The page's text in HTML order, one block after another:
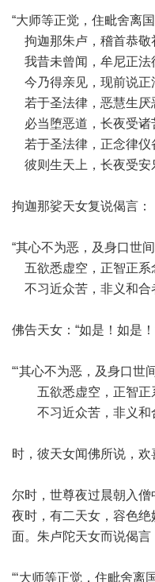
“大师等正觉，住毗舍离国
拘迦那朱卢，稽首恭敬
我昔未曾闻，牟尼正法
今乃得亲见，现前说正
若于圣法律，恶慧生厌
必当堕恶道，长夜受诸
若于圣法律，正念律仪
彼则生天上，长夜受安
拘迦那娑天女复说偈言：
“其心不为恶，及身口世间
五欲悉虚空，正智正系
不习近众苦，非义和合
佛告天女：“如是！如是
“‘其心不为恶，及身口世
五欲悉虚空，正智正
不习近众苦，非义和
时，彼天女闻佛所说，欢
尔时，世尊夜过晨朝入
夜时，有二天女，容色
面。朱卢陀天女而说偈言
“‘大师等正觉，住毗舍离